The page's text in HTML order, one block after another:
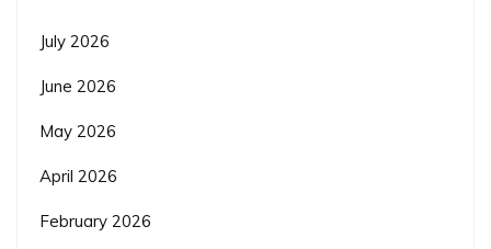
July 2026
June 2026
May 2026
April 2026
February 2026